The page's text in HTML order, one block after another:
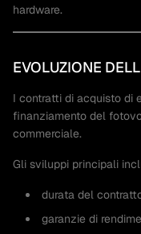
hardware.
EVOLUZIONE
I contratti di acquisto di
finanziamento del
commerciale.
Gli sviluppi principali
durata del
garanzie di